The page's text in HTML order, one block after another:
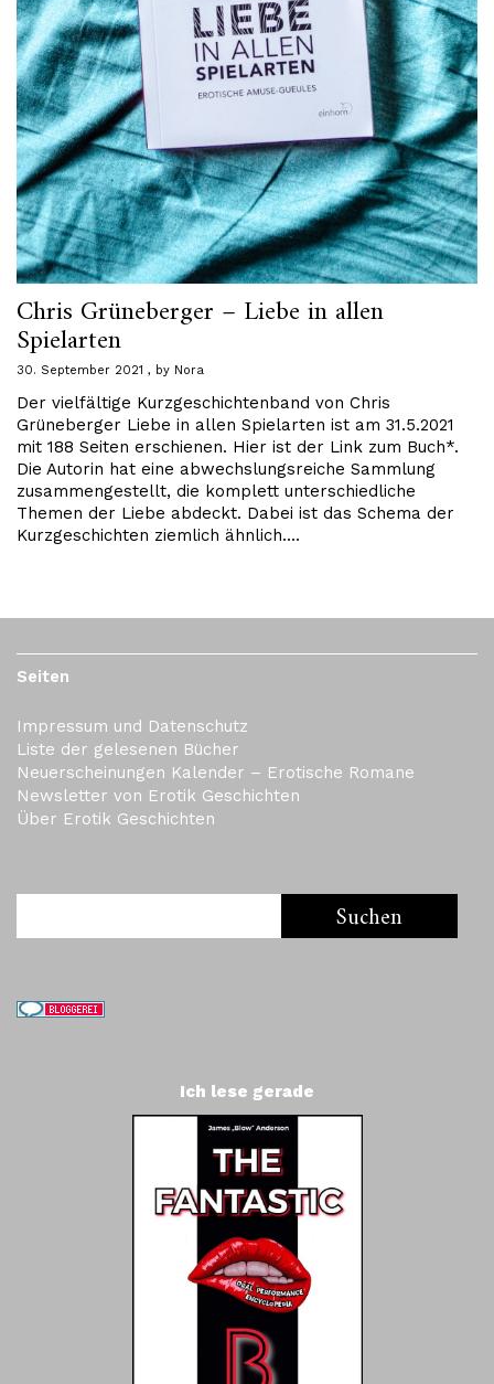
Chris Grüneberger – Liebe in allen
Spielarten
30. September 2021 by Nora
Der vielfältige Kurzgeschichtenband von Chris
Grüneberger Liebe in allen Spielarten ist am 31.5.2021
mit 188 Seiten erschienen. Hier ist der Link zum Buch*.
Die Autorin hat eine abwechslungsreiche Sammlung
zusammengestellt, die komplett unterschiedliche
Themen der Liebe abdeckt. Dabei ist das Schema der
Kurzgeschichten ziemlich ähnlich.…
Seiten
Impressum und Datenschutz
Liste der gelesenen Bücher
Neuerscheinungen Kalender – Erotische Romane
Newsletter von Erotik Geschichten
Über Erotik Geschichten
Ich lese gerade